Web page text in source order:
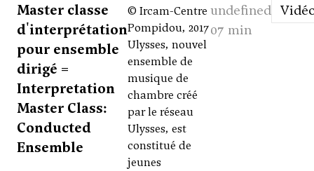
Master classe
d'interprétation
pour ensemble
dirigé =
Interpretation
Master Class:
Conducted
Ensemble
© Ircam-Centre
Pompidou, 2017
Ulysses, nouvel
ensemble de
musique de
chambre créé
par le réseau
Ulysses, est
constitué de
jeunes
undefined
07 min